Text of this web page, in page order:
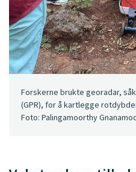
Forskerne brukte georadar,
(GPR), for å kartlegge
Foto: Palingamoorthy